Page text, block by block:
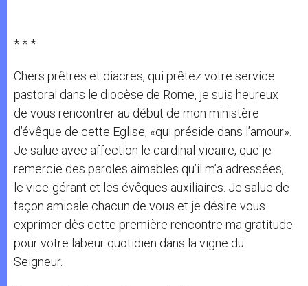
* * *
Chers prêtres et diacres, qui prêtez votre service
pastoral dans le diocèse de Rome, je suis heureux
de vous rencontrer au début de mon ministère
d’évêque de cette Eglise, «qui préside dans l’amour».
Je salue avec affection le cardinal-vicaire, que je
remercie des paroles aimables qu’il m’a adressées,
le vice-gérant et les évêques auxiliaires. Je salue de
façon amicale chacun de vous et je désire vous
exprimer dès cette première rencontre ma gratitude
pour votre labeur quotidien dans la vigne du
Seigneur.